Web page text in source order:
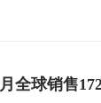
全球销售